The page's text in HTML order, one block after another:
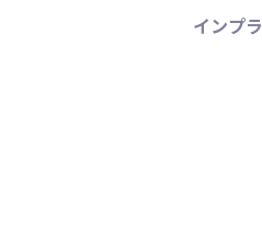
インプ